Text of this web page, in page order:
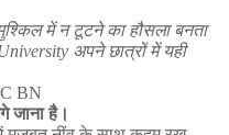
में न टूटने का हौसला बनता
अपने छात्रों में यही
BN
जाना है।